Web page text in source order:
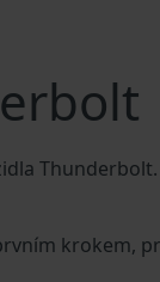
krokem,